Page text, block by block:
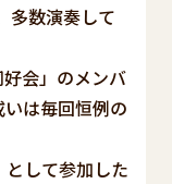
多数演奏して
会」のメンバ
は毎回恒例の
して参加した